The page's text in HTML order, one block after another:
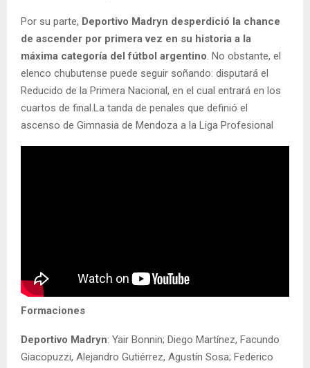
Por su parte, Deportivo Madryn desperdició la chance
de ascender por primera vez en su historia a la
máxima categoría del fútbol argentino. No obstante, el
elenco chubutense puede seguir soñando: disputará el
Reducido de la Primera Nacional, en el cual entrará en los
cuartos de final.La tanda de penales que definió el
ascenso de Gimnasia de Mendoza a la Liga Profesional
Formaciones
Deportivo Madryn: Yair Bonnin; Diego Martínez, Facundo
Giacopuzzi, Alejandro Gutiérrez, Agustín Sosa; Federico